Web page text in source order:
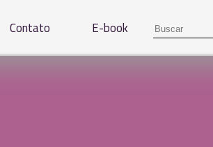
Contato E-book